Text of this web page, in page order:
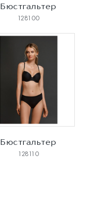
Бюстгальтер
128100
Бюстгальтер
128110